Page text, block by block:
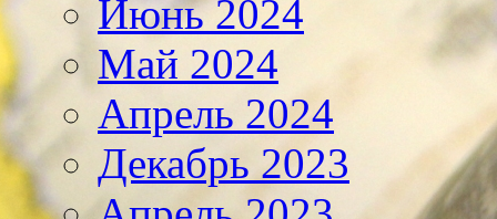
Июнь 2024
Май 2024
Апрель 2024
Декабрь 2023